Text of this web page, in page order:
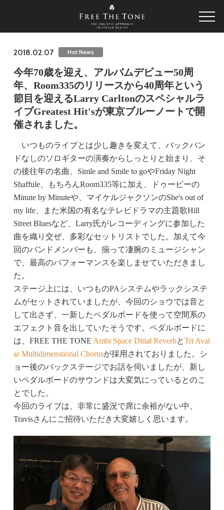
2018.02.07 Hot News
今年70歳を迎え、アルバムデビュー50周
年、Room335のリリースから40周年という
節目を迎えるLarry Carltonのスペシャルラ
イブGreatest Hit'sが東京ブルーノートで開
催されました。
いつものライブとは少し趣きを変えて、バックバン
ドなしのソロギターの演奏からしっとりと始まり、そ
の後往年の名曲、Simle and Smile to goやFriday Night
Shaffule、もちろんRoom335等に加え、ドゥービーの
Minute by Minuteや、マイケルジャクソンのShe's out of
my life、また米国の有名なテレビドラマの主題歌Hill
Street Bluesなど、Larry氏がレコーディングに参加した
曲を織り交ぜ、多彩なセットリストでした。加えて今
回のバンドメンバーも、揃って凄腕のミュージシャン
で、最高のパフォーマンスを楽しませていただきまし
た。
ステージ上には、いつものPAシステムやラックシステ
ムがセットされていましたが、今回のショウでは音と
して出さず、一新したペダルボードを使って空間系の
エフェクト音を出していたそうです。ペダルボードに
は、FREE THE TONE Ambi Space Ditial ReverbとTri Avat
ar Multidimenstional Chorusが採用されておりました。シ
ョー後のバックステージでお話を伺いましたが、新し
いペダルボードのサウンドは大変気にっているとのこ
とでした。
今回のライブは、非常に盛況で席に余裕がない中、
Travisさんにご招待いただき大変嬉しく思います。